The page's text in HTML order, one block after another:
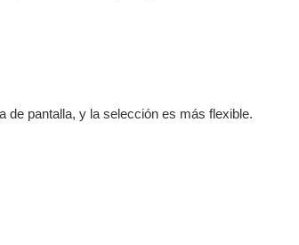
de pantalla, y la selección es más flexible.